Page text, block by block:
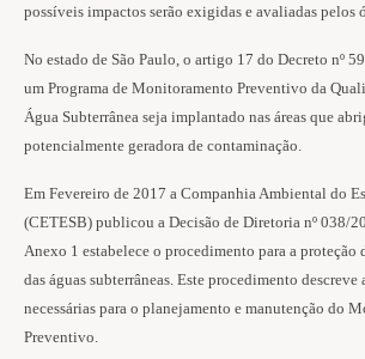
possíveis impactos serão exigidas e avaliadas pelos
No estado de São Paulo, o artigo 17 do Decreto nº
um Programa de Monitoramento Preventivo da
Água Subterrânea seja implantado nas áreas que
potencialmente geradora de contaminação.
Em Fevereiro de 2017 a Companhia Ambiental do
(CETESB) publicou a Decisão de Diretoria nº 038/
Anexo 1 estabelece o procedimento para a proteção
das águas subterrâneas. Este procedimento descreve
necessárias para o planejamento e manutenção do
Preventivo.